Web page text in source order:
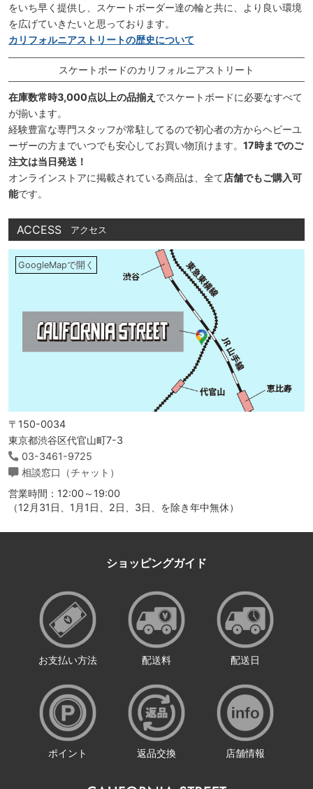
をいち早く提供し、スケートボーダー達の輪と共に、より良い環境
を広げていきたいと思っております。
カリフォルニアストリートの歴史について
スケートボードのカリフォルニアストリート
在庫数常時3,000点以上の品揃え でスケートボードに必要なすべて
が揃います。
経験豊富な専門スタッフが常駐してるので初心者の方からヘビーユ
ーザーの方までいつでも安心してお買い物頂けます。 17時までのご
注文は当日発送！
オンラインストアに掲載されている商品は、全て店舗でもご購入可
能です。
ACCESS アクセス
GoogleMapで開く
〒150-0034
東京都渋谷区代官山町7-3
03-3461-9725
相談窓口（チャット）
営業時間：12:00～19:00
（12月31日、1月1日、2日、3日、を除き年中無休）
ショッピングガイド
お支払い方法 配送料 配送日
ポイント 返品交換 店舗情報